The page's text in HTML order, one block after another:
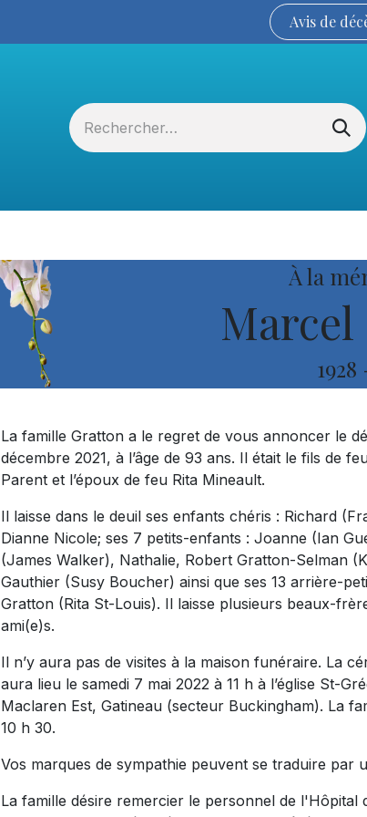
Avis de
À la
1928
La famille Gratton a le regret de vous annoncer le
décembre 2021, à l’âge de 93 ans. Il était le fils de
Parent et l’époux de feu Rita Mineault.
Il laisse dans le deuil ses enfants chéris : Richard
Dianne Nicole; ses 7 petits-enfants : Joanne (Ian
(James Walker), Nathalie, Robert Gratton-Selman
Gauthier (Susy Boucher) ainsi que ses 13 arrière-
Gratton (Rita St-Louis). Il laisse plusieurs beaux-
ami(e)s.
Il n’y aura pas de visites à la maison funéraire. La
aura lieu le samedi 7 mai 2022 à 11 h à l’église St-
Maclaren Est, Gatineau (secteur Buckingham). La
10 h 30.
Vos marques de sympathie peuvent se traduire par
La famille désire remercier le personnel de l'Hôpital